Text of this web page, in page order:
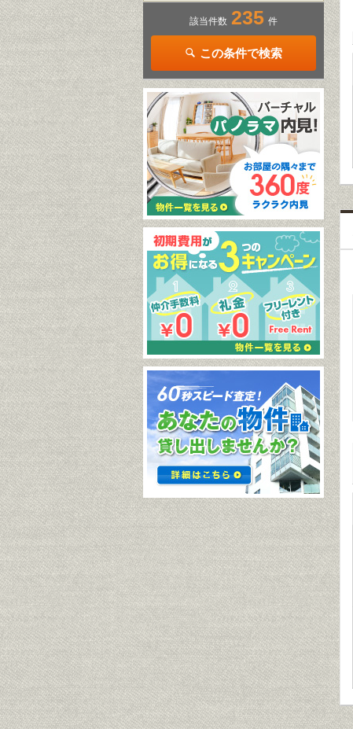
該当件数 235 件
この条件で検索